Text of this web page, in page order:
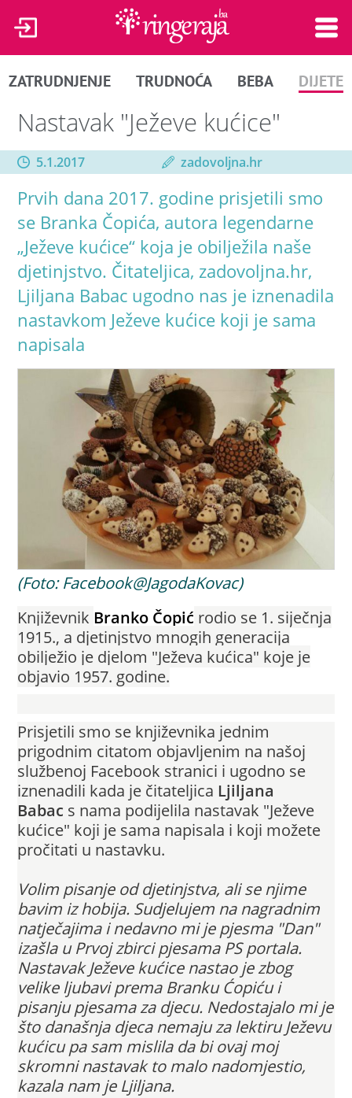
ZATRUDNJENJE TRUDNOĆA BEBA DIJETE
Nastavak "Ježeve kućice"
5.1.2017 zadovoljna.hr
Prvih dana 2017. godine prisjetili smo
se Branka Čopića, autora legendarne
„Ježeve kućice“ koja je obilježila naše
djetinjstvo. Čitateljica, zadovoljna.hr,
Ljiljana Babac ugodno nas je iznenadila
nastavkom Ježeve kućice koji je sama
napisala
(Foto: Facebook@JagodaKovac)
Književnik Branko Čopić rodio se 1. siječnja
1915., a djetinjstvo mnogih generacija
obilježio je djelom "Ježeva kućica" koje je
objavio 1957. godine.
Prisjetili smo se književnika jednim
prigodnim citatom objavljenim na našoj
službenoj Facebook stranici i ugodno se
iznenadili kada je čitateljica Ljiljana
Babac s nama podijelila nastavak "Ježeve
kućice" koji je sama napisala i koji možete
pročitati u nastavku.
Volim pisanje od djetinjstva, ali se njime
bavim iz hobija. Sudjelujem na nagradnim
natječajima i nedavno mi je pjesma "Dan"
izašla u Prvoj zbirci pjesama PS portala.
Nastavak Ježeve kućice nastao je zbog
velike ljubavi prema Branku Ćopiću i
pisanju pjesama za djecu. Nedostajalo mi je
što današnja djeca nemaju za lektiru Ježevu
kućicu pa sam mislila da bi ovaj moj
skromni nastavak to malo nadomjestio,
kazala nam je Ljiljana.